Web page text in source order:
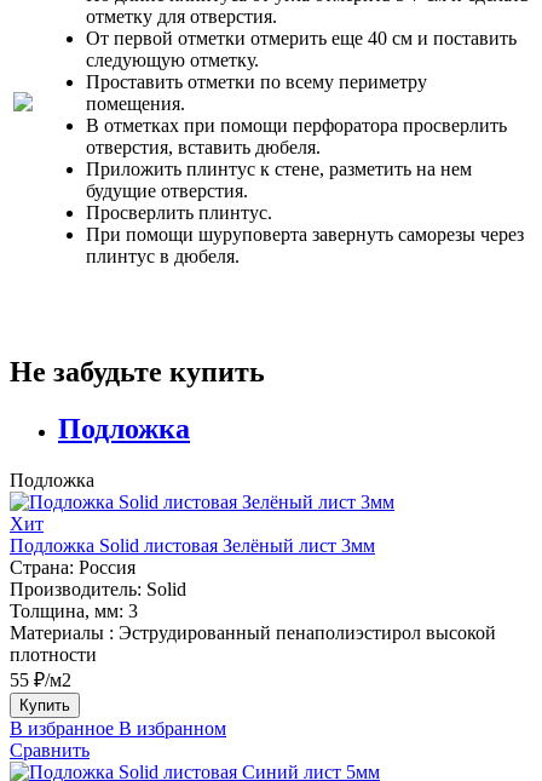
отметку для отверстия.
От первой отметки отмерить еще 40 см и поставить
следующую отметку.
Проставить отметки по всему периметру
помещения.
В отметках при помощи перфоратора просверлить
отверстия, вставить дюбеля.
Приложить плинтус к стене, разметить на нем
будущие отверстия.
Просверлить плинтус.
При помощи шуруповерта завернуть саморезы через
плинтус в дюбеля.
Не забудьте купить
Подложка
Подложка
Хит
Подложка Solid листовая Зелёный лист 3мм
Страна: Россия
Производитель: Solid
Толщина, мм: 3
Материалы : Эструдированный пенаполиэстирол высокой
плотности
55 ₽/м2
Купить
В избранное В избранном
Сравнить